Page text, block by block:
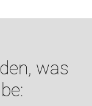
was